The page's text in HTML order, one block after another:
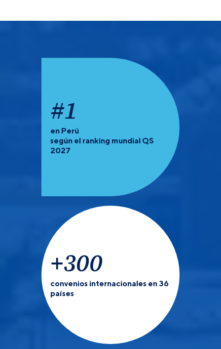
#1
en Perú
según el ranking mundial QS
2027
+300
convenios internacionales en 36
países